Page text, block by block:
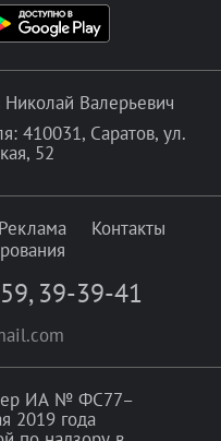
Валерьевич
410031, Саратов, ул.
52
Реклама
Контакты
, 39-39-41
ИА № ФС77–
2019 года